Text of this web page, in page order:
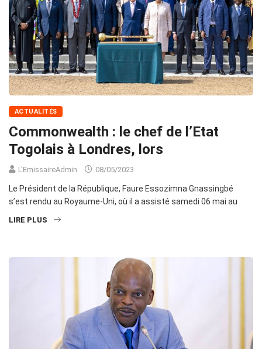
ACTUALITÉS
Commonwealth : le chef de l’Etat
Togolais à Londres, lors
L'EmissaireAdmin 08/05/2023
Le Président de la République, Faure Essozimna Gnassingbé
s’est rendu au Royaume-Uni, où il a assisté samedi 06 mai au
LIRE PLUS